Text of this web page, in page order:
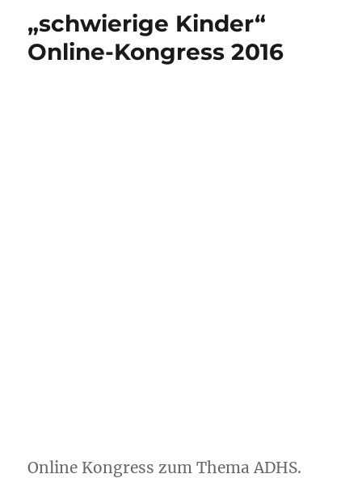
„schwierige Kinder“
Online-Kongress 2016
Online Kongress zum Thema ADHS.